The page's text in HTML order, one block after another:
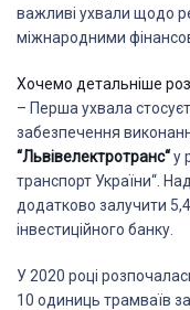
важливі ухвали щодо
міжнародними
Хочемо детальніше
– Перша ухвала
забезпечення
“Львівелектротранс“у
транспорт України“.
додатково залучити
інвестиційного банку.
У 2020 році
10 одиниць трамваїв